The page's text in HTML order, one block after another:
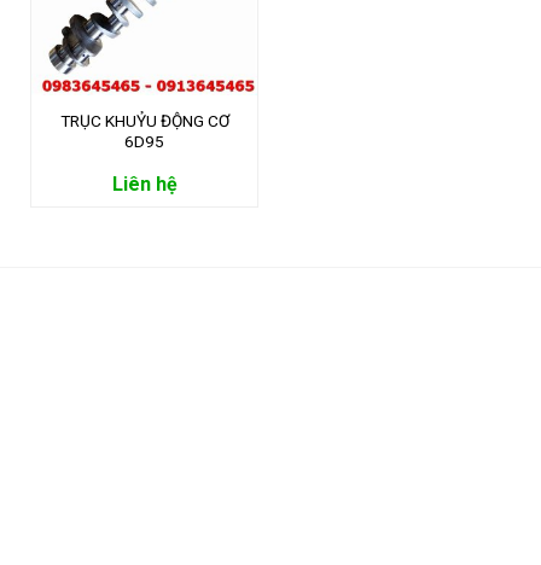
TRỤC KHUỶU ĐỘNG CƠ
6D95
Liên hệ